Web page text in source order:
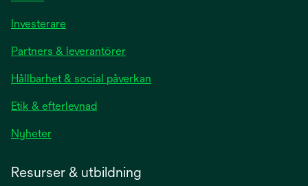
Investerare
Partners & leverantörer
Hållbarhet & social påverkan
Etik & efterlevnad
Nyheter
Resurser & utbildning